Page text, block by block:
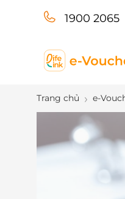
1900 2065
Trang chủ e-